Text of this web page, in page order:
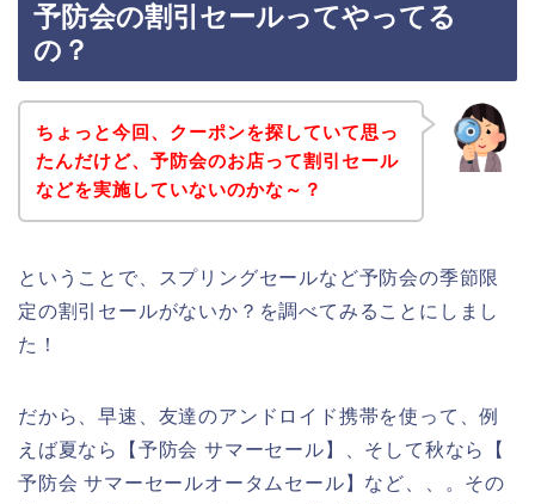
予防会の割引セールってやってる
の？
ちょっと今回、クーポンを探していて思っ
たんだけど、予防会のお店って割引セール
などを実施していないのかな～？
ということで、スプリングセールなど予防会の季節限
定の割引セールがないか？を調べてみることにしまし
た！
だから、早速、友達のアンドロイド携帯を使って、例
えば夏なら【予防会 サマーセール】、そして秋なら【
予防会 サマーセールオータムセール】など、、。その